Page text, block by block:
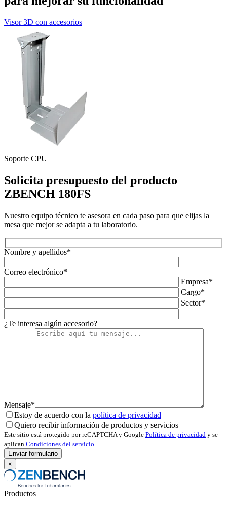
Visor 3D con accesorios
Soporte CPU
Solicita presupuesto del producto
ZBENCH 180FS
Nuestro equipo técnico te asesora en cada paso para que elijas la
mesa que mejor se adapta a tu laboratorio.
Nombre y apellidos*
Correo electrónico*
Empresa*
Cargo*
Sector*
¿Te interesa algún accesorio?
Mensaje*
Estoy de acuerdo con la política de privacidad
Quiero recibir información de productos y servicios
Este sitio está protegido por reCAPTCHA y Google Política de privacidad y se
aplican Condiciones del servicio
×
Productos